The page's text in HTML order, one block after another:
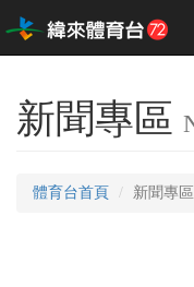
新聞專區
體育台首頁 新聞專區